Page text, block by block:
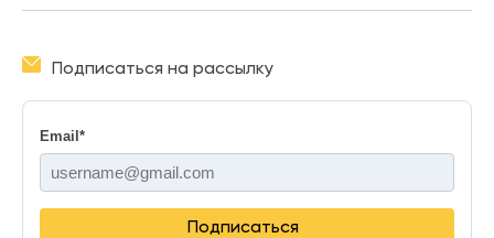
Подписаться на рассылку
Email *
Подписаться